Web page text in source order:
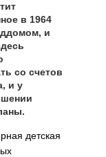
в 1964
и
со счетов
и у
детская